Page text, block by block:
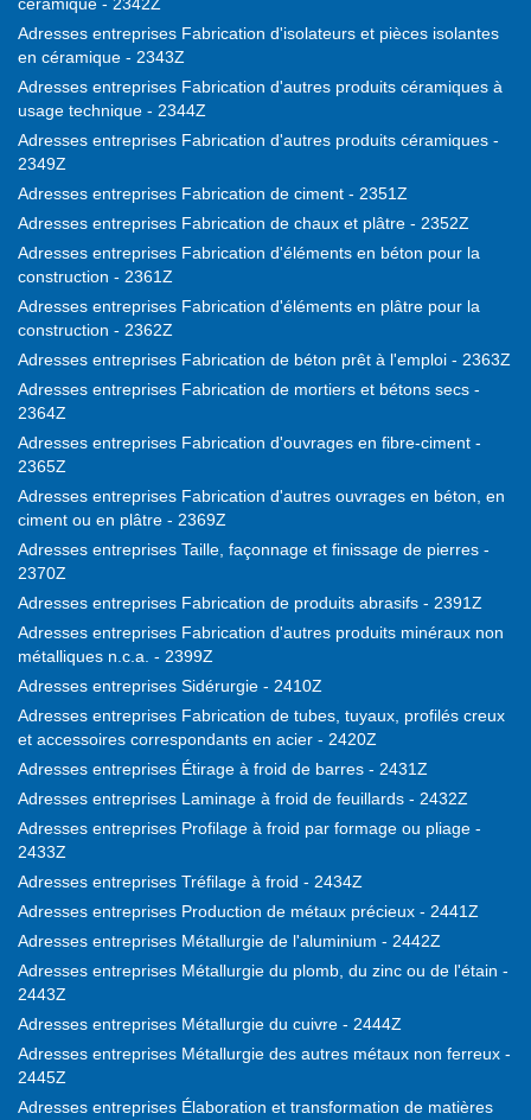
Adresses entreprises Fabrication d'isolateurs et pièces isolantes
en céramique - 2343Z
Adresses entreprises Fabrication d'autres produits céramiques à
usage technique - 2344Z
Adresses entreprises Fabrication d'autres produits céramiques -
2349Z
Adresses entreprises Fabrication de ciment - 2351Z
Adresses entreprises Fabrication de chaux et plâtre - 2352Z
Adresses entreprises Fabrication d'éléments en béton pour la
construction - 2361Z
Adresses entreprises Fabrication d'éléments en plâtre pour la
construction - 2362Z
Adresses entreprises Fabrication de béton prêt à l'emploi - 2363Z
Adresses entreprises Fabrication de mortiers et bétons secs -
2364Z
Adresses entreprises Fabrication d'ouvrages en fibre-ciment -
2365Z
Adresses entreprises Fabrication d'autres ouvrages en béton, en
ciment ou en plâtre - 2369Z
Adresses entreprises Taille, façonnage et finissage de pierres -
2370Z
Adresses entreprises Fabrication de produits abrasifs - 2391Z
Adresses entreprises Fabrication d'autres produits minéraux non
métalliques n.c.a. - 2399Z
Adresses entreprises Sidérurgie - 2410Z
Adresses entreprises Fabrication de tubes, tuyaux, profilés creux
et accessoires correspondants en acier - 2420Z
Adresses entreprises Étirage à froid de barres - 2431Z
Adresses entreprises Laminage à froid de feuillards - 2432Z
Adresses entreprises Profilage à froid par formage ou pliage -
2433Z
Adresses entreprises Tréfilage à froid - 2434Z
Adresses entreprises Production de métaux précieux - 2441Z
Adresses entreprises Métallurgie de l'aluminium - 2442Z
Adresses entreprises Métallurgie du plomb, du zinc ou de l'étain -
2443Z
Adresses entreprises Métallurgie du cuivre - 2444Z
Adresses entreprises Métallurgie des autres métaux non ferreux -
2445Z
Adresses entreprises Élaboration et transformation de matières